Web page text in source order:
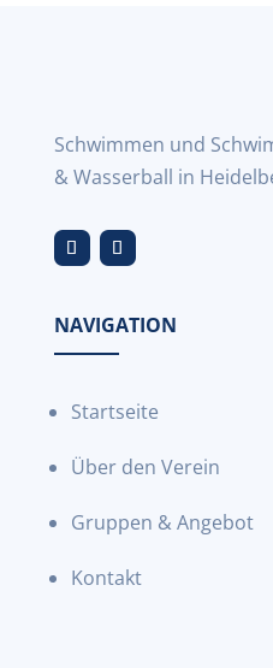
Schwimmen und
& Wasserball in
NAVIGATION
Startseite
Über den Verein
Gruppen & Angebot
Kontakt